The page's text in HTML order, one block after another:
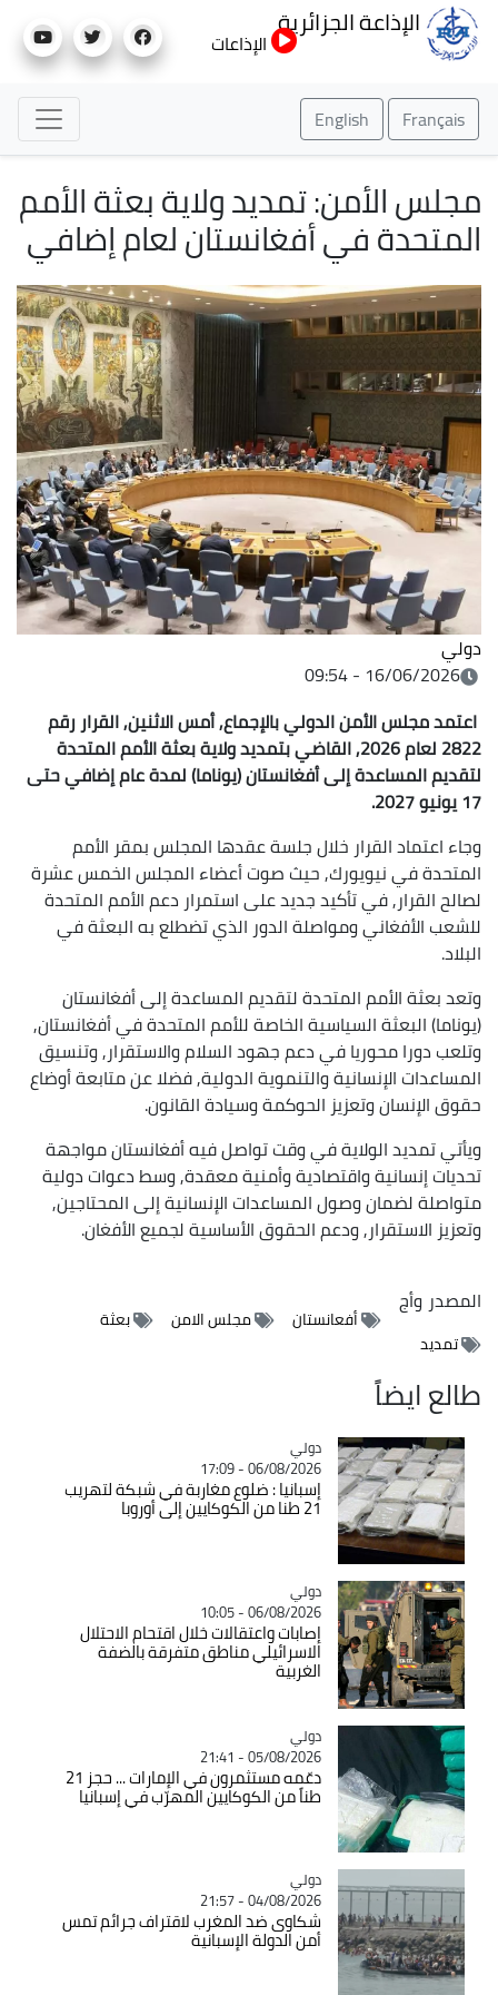
إلى
الإذاعة الجزائرية
الإذاعات
Français
English
مجلس الأمن: تمديد ولاية بعثة الأمم
المتحدة في أفغانستان لعام إضافي
دولي
16/06/2026 - 09:54
اعتمد مجلس الأمن الدولي بالإجماع, أمس الاثنين, القرار رقم
2822 لعام 2026, القاضي بتمديد ولاية بعثة الأمم المتحدة
لتقديم المساعدة إلى أفغانستان (يوناما) لمدة عام إضافي حتى
17 يونيو 2027.
وجاء اعتماد القرار خلال جلسة عقدها المجلس بمقر الأمم
المتحدة في نيويورك, حيث صوت أعضاء المجلس الخمس عشرة
لصالح القرار, في تأكيد جديد على استمرار دعم الأمم المتحدة
للشعب الأفغاني ومواصلة الدور الذي تضطلع به البعثة في
البلاد.
وتعد بعثة الأمم المتحدة لتقديم المساعدة إلى أفغانستان
(يوناما) البعثة السياسية الخاصة للأمم المتحدة في أفغانستان,
وتلعب دورا محوريا في دعم جهود السلام والاستقرار, وتنسيق
المساعدات الإنسانية والتنموية الدولية, فضلا عن متابعة أوضاع
حقوق الإنسان وتعزيز الحوكمة وسيادة القانون.
ويأتي تمديد الولاية في وقت تواصل فيه أفغانستان مواجهة
تحديات إنسانية واقتصادية وأمنية معقدة, وسط دعوات دولية
متواصلة لضمان وصول المساعدات الإنسانية إلى المحتاجين,
وتعزيز الاستقرار, ودعم الحقوق الأساسية لجميع الأفغان.
المصدروأج
أفعانستان مجلس الامن
بعثة
تمديد
طالع ايضاً
Catégorie
دولي
06/08/2026 - 17:09
إسبانيا : ضلوع مغاربة في شبكة لتهريب
21 طنا من الكوكايين إلى أوروبا
Catégorie
دولي
06/08/2026 - 10:05
إصابات واعتقالات خلال اقتحام الاحتلال
الاسرائيلي مناطق متفرقة بالضفة
الغربية
Catégorie
دولي
05/08/2026 - 21:41
دعّمه مستثمرون في الإمارات ... حجز 21
طناً من الكوكايين المهرّب في إسبانيا
Catégorie
دولي
04/08/2026 - 21:57
شكاوى ضد المغرب لاقتراف جرائم تمس
أمن الدولة الإسبانية